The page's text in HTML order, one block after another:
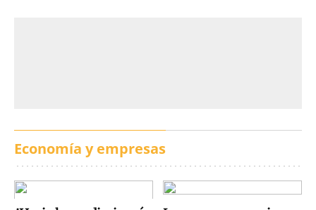
Economía y empresas